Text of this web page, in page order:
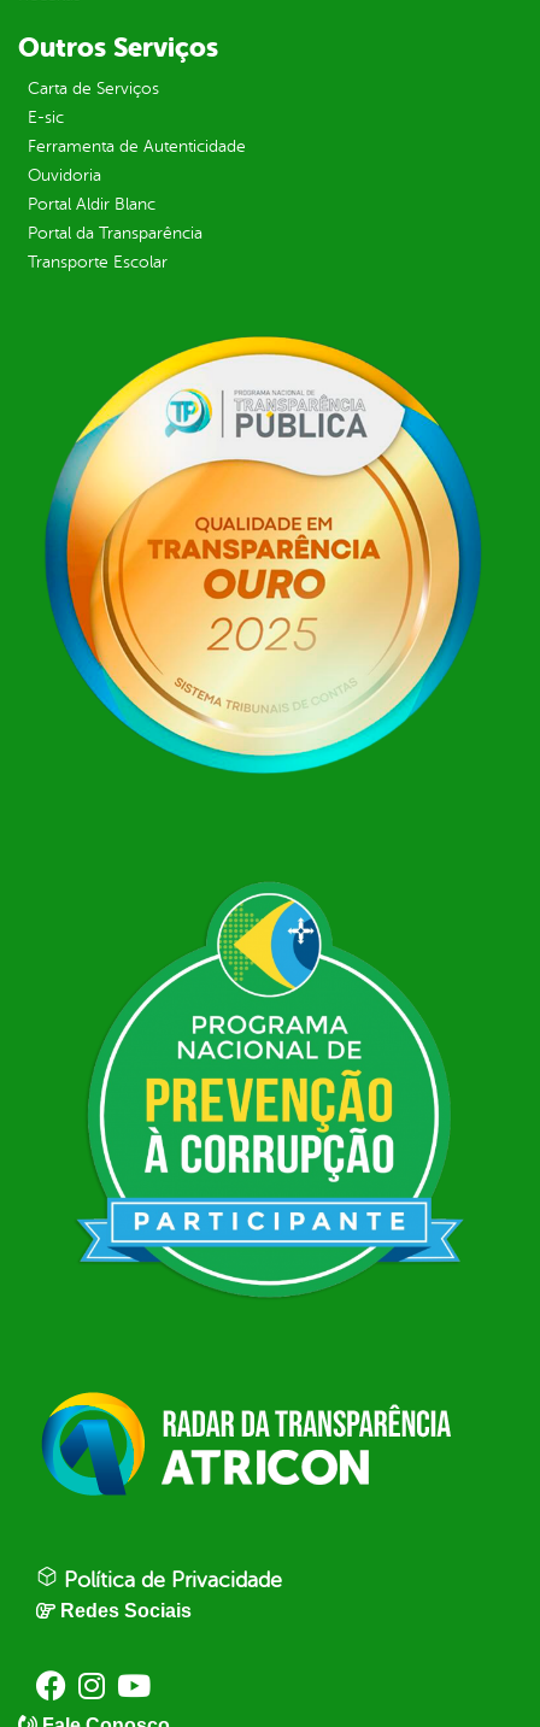
Outros Serviços
Carta de Serviços
E-sic
Ferramenta de Autenticidade
Ouvidoria
Portal Aldir Blanc
Portal da Transparência
Transporte Escolar
Política de Privacidade
Redes Sociais